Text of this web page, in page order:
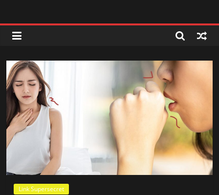
ลพบุรี
สถานี
ลพบุรี
วิทยุ
FM
ลพบุรี
Link Supersecret